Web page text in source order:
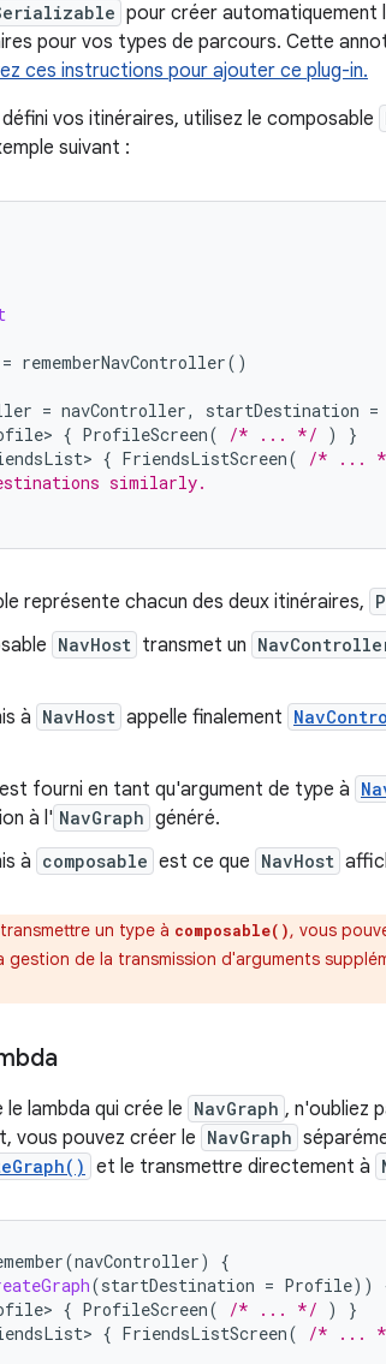
pour créer automatiquement
pour vos types de parcours. Cette
ces instructions pour ajouter ce plug-in.
vos itinéraires, utilisez le composable
suivant :
= rememberNavController()
= navController, startDestination =
{ ProfileScreen( /* ... */ )
}
{ FriendsListScreen( /* ...
similarly.
représente chacun des deux itinéraires,
NavHost transmet un
à NavHost appelle finalement
fourni en tant qu'argument de type à
à l' NavGraph généré.
à composable est ce que NavHost
un type à composable(), vous
gestion de la transmission d'arguments
lambda qui crée le NavGraph , n'oubliez
vous pouvez créer le NavGraph
et le transmettre directement à
(navController)
{
(startDestination = Profile))
{ ProfileScreen( /* ... */ )
}
{ FriendsListScreen( /* ...